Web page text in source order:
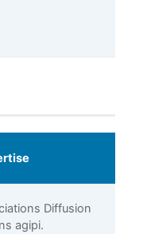
Diffusion
agipi.